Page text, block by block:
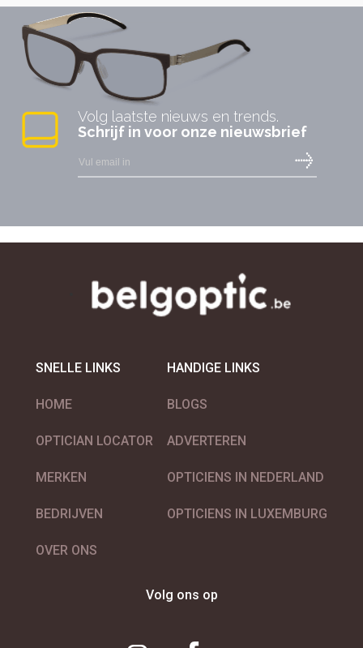
Volg laatste nieuws en trends.
Schrijf in voor onze nieuwsbrief
SNELLE LINKS
HOME
OPTICIAN LOCATOR
MERKEN
BEDRIJVEN
OVER ONS
HANDIGE LINKS
BLOGS
ADVERTEREN
OPTICIENS IN NEDERLAND
OPTICIENS IN LUXEMBURG
Volg ons op